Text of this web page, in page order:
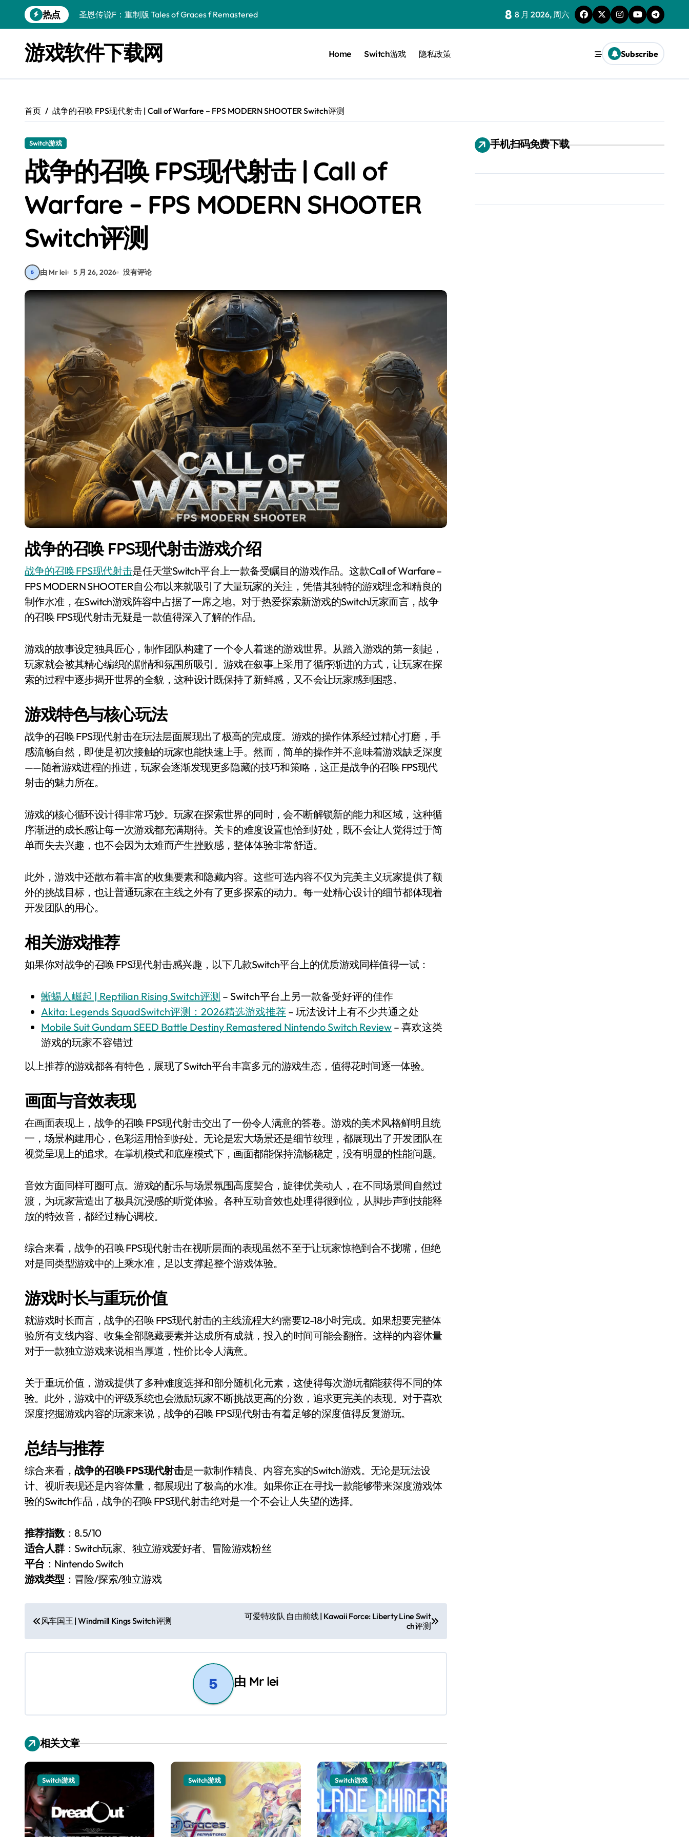
到
热点
圣恩传说F：重制版 Tales of Graces f Remastered
终焉之玛格诺利亚：雾中之花 ENDER MAGNOLIA Bloom in the mist
休闲运动系列：网球 Casual Sport Series Tennis
星球大战前传1：绝地力量之战 Star Wars Episode I Jedi Power Battles
阿瑞亚之旅 Worlds of Aria
阿喀琉斯：传说未竟之谜 Achilles Legends Untold
小镇惊魂：重制版合集 DreadOut Remastered Collection
8 8 月 2026, 周六
游戏软件下载网 Home Switch游戏 隐私政策 Subscribe
首页 战争的召唤 FPS现代射击 | Call of Warfare – FPS MODERN SHOOTER Switch评测
Switch游戏
战争的召唤 FPS现代射击 | Call of
Warfare – FPS MODERN SHOOTER
Switch评测
由 Mr lei 5 月 26, 2026 没有评论
战争的召唤 FPS现代射击游戏介绍
战争的召唤 FPS现代射击是任天堂Switch平台上一款备受瞩目的游戏作品。这款Call of Warfare –
FPS MODERN SHOOTER自公布以来就吸引了大量玩家的关注，凭借其独特的游戏理念和精良的
制作水准，在Switch游戏阵容中占据了一席之地。对于热爱探索新游戏的Switch玩家而言，战争
的召唤 FPS现代射击无疑是一款值得深入了解的作品。
游戏的故事设定独具匠心，制作团队构建了一个令人着迷的游戏世界。从踏入游戏的第一刻起，
玩家就会被其精心编织的剧情和氛围所吸引。游戏在叙事上采用了循序渐进的方式，让玩家在探
索的过程中逐步揭开世界的全貌，这种设计既保持了新鲜感，又不会让玩家感到困惑。
游戏特色与核心玩法
战争的召唤 FPS现代射击在玩法层面展现出了极高的完成度。游戏的操作体系经过精心打磨，手
感流畅自然，即使是初次接触的玩家也能快速上手。然而，简单的操作并不意味着游戏缺乏深度
——随着游戏进程的推进，玩家会逐渐发现更多隐藏的技巧和策略，这正是战争的召唤 FPS现代
射击的魅力所在。
游戏的核心循环设计得非常巧妙。玩家在探索世界的同时，会不断解锁新的能力和区域，这种循
序渐进的成长感让每一次游戏都充满期待。关卡的难度设置也恰到好处，既不会让人觉得过于简
单而失去兴趣，也不会因为太难而产生挫败感，整体体验非常舒适。
此外，游戏中还散布着丰富的收集要素和隐藏内容。这些可选内容不仅为完美主义玩家提供了额
外的挑战目标，也让普通玩家在主线之外有了更多探索的动力。每一处精心设计的细节都体现着
开发团队的用心。
相关游戏推荐
如果你对战争的召唤 FPS现代射击感兴趣，以下几款Switch平台上的优质游戏同样值得一试：
蜥蜴人崛起 | Reptilian Rising Switch评测 – Switch平台上另一款备受好评的佳作
Akita: Legends SquadSwitch评测：2026精选游戏推荐 – 玩法设计上有不少共通之处
Mobile Suit Gundam SEED Battle Destiny Remastered Nintendo Switch Review – 喜欢这类
游戏的玩家不容错过
以上推荐的游戏都各有特色，展现了Switch平台丰富多元的游戏生态，值得花时间逐一体验。
画面与音效表现
在画面表现上，战争的召唤 FPS现代射击交出了一份令人满意的答卷。游戏的美术风格鲜明且统
一，场景构建用心，色彩运用恰到好处。无论是宏大场景还是细节纹理，都展现出了开发团队在
视觉呈现上的追求。在掌机模式和底座模式下，画面都能保持流畅稳定，没有明显的性能问题。
音效方面同样可圈可点。游戏的配乐与场景氛围高度契合，旋律优美动人，在不同场景间自然过
渡，为玩家营造出了极具沉浸感的听觉体验。各种互动音效也处理得很到位，从脚步声到技能释
放的特效音，都经过精心调校。
综合来看，战争的召唤 FPS现代射击在视听层面的表现虽然不至于让玩家惊艳到合不拢嘴，但绝
对是同类型游戏中的上乘水准，足以支撑起整个游戏体验。
游戏时长与重玩价值
就游戏时长而言，战争的召唤 FPS现代射击的主线流程大约需要12-18小时完成。如果想要完整体
验所有支线内容、收集全部隐藏要素并达成所有成就，投入的时间可能会翻倍。这样的内容体量
对于一款独立游戏来说相当厚道，性价比令人满意。
关于重玩价值，游戏提供了多种难度选择和部分随机化元素，这使得每次游玩都能获得不同的体
验。此外，游戏中的评级系统也会激励玩家不断挑战更高的分数，追求更完美的表现。对于喜欢
深度挖掘游戏内容的玩家来说，战争的召唤 FPS现代射击有着足够的深度值得反复游玩。
总结与推荐
综合来看， 战争的召唤 FPS现代射击是一款制作精良、内容充实的Switch游戏。无论是玩法设
计、视听表现还是内容体量，都展现出了极高的水准。如果你正在寻找一款能够带来深度游戏体
验的Switch作品，战争的召唤 FPS现代射击绝对是一个不会让人失望的选择。
推荐指数：8.5/10
适合人群：Switch玩家、独立游戏爱好者、冒险游戏粉丝
平台 ：Nintendo Switch
游戏类型 ：冒险/探索/独立游戏
文
章
导
风车国王 | Windmill Kings Switch评测
可爱特攻队 自由前线 | Kawaii Force: Liberty Line Swit
ch评测
由 Mr lei
相关文章
Switch游戏 Switch游戏 Switch游戏
手机扫码免费下载